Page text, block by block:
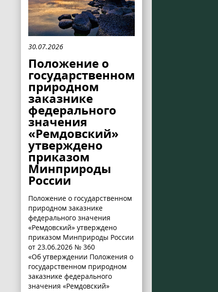
30.07.2026
Положение о
государственном
природном
заказнике
федерального
значения
«Ремдовский»
утверждено
приказом
Минприроды
России
Положение о государственном
природном заказнике
федерального значения
«Ремдовский» утверждено
приказом Минприроды России
от 23.06.2026 № 360
«Об утверждении Положения о
государственном природном
заказнике федерального
значения «Ремдовский»